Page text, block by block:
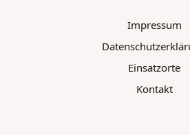
Impressum
Einsatzorte
Kontakt